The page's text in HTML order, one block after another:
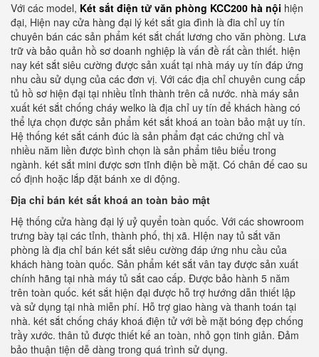
Với các model, Két sắt điện tử văn phòng KCC200 hà nội hiện
đại, Hiện nay cửa hàng đại lý két sắt gia đình là đia chỉ uy tín
chuyên bán các sản phẩm két sắt chất lương cho văn phòng. Lưa
trữ và bảo quản hồ sơ doanh nghiệp là vấn đề rất cần thiết. hiện
nay két sắt siêu cường được sản xuất tại nhà máy uy tín đáp ứng
nhu cầu sử dụng của các đơn vị. Với các địa chỉ chuyên cung cấp
tủ hồ sơ hiện đại tại nhiều tỉnh thành trên cả nước. nhà máy sản
xuất két sắt chống cháy welko là địa chỉ uy tín để khách hàng có
thể lựa chọn được sản phẩm két sắt khoá an toàn bảo mật uy tín.
Hệ thống két sắt cánh đúc là sản phẩm đạt các chứng chỉ và
nhiều năm liền được bình chọn là sản phẩm tiêu biểu trong
ngành. két sắt mini được sơn tĩnh điện bề mặt. Có chân đế cao su
cố định hoặc lắp đặt bánh xe di động.
Địa chỉ bán két sắt khoá an toàn bảo mật
Hệ thống cửa hàng đại lý uỷ quyển toàn quốc. Với các showroom
trưng bày tại các tỉnh, thành phố, thị xã. HIện nay tủ sắt văn
phòng là địa chỉ bán két sắt siêu cường đáp ứng nhu cầu của
khách hàng toàn quốc. Sản phẩm két sắt vân tay được sản xuất
chính hãng tại nhà máy tủ sắt cao cấp. Được bảo hành 5 năm
trên toàn quốc. két sắt hiện đại được hỗ trợ hướng dẫn thiết lập
và sử dụng tại nhà miễn phí. Hỗ trợ giao hàng và thanh toán tại
nhà. két sắt chống cháy khoá điện tử với bề mặt bóng đẹp chống
trầy xước. thân tủ được thiết kế an toàn, nhỏ gọn tinh giản. Đảm
bảo thuận tiện dễ dàng trong quá trình sử dụng.